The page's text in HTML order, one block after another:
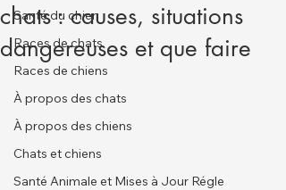
Santé du chien
Races de chats
Races de chiens
À propos des chats
À propos des chiens
Chats et chiens
Santé Animale et Mises à Jour Régle
chats : causes, situations
dangereuses et que faire